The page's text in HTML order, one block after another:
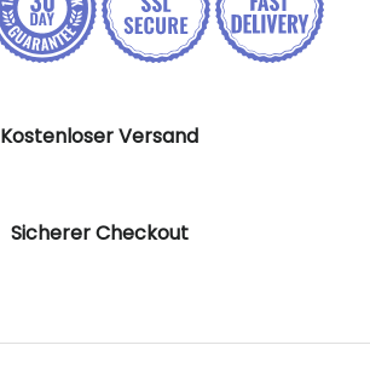
Kostenloser Versand
Sicherer Checkout